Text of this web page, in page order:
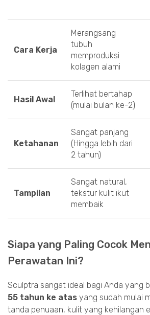
Cara Kerja
Merangsang
tubuh
memproduksi
kolagen alami
Hasil Awal
Terlihat bertahap
(mulai bulan ke-2)
Ketahanan
Sangat panjang
(Hingga lebih dari
2 tahun)
Tampilan
Sangat natural,
tekstur kulit ikut
membaik
Siapa yang Paling Cocok
Perawatan Ini?
Sculptra sangat ideal bagi Anda yang
55 tahun ke atas yang sudah mulai
tanda penuaan, kulit yang kehilangan